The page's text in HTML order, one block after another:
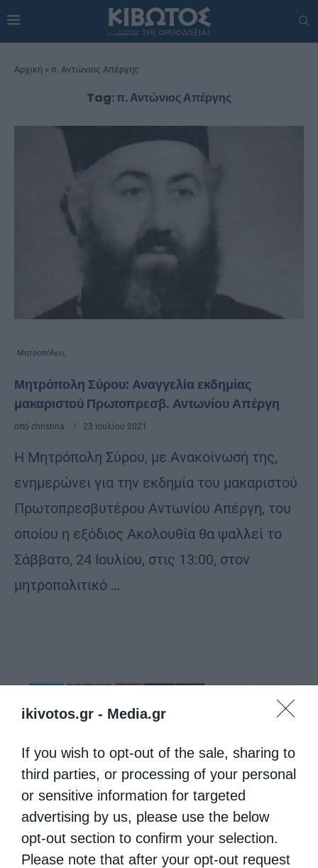
ikivotos.gr - Media.gr
If you wish to opt-out of the sale, sharing to
third parties, or processing of your personal
or sensitive information for targeted
advertising by us, please use the below
opt-out section to confirm your selection.
Please note that after your opt-out request
Αρχική » π. Αντώνιος Απέργης
Tag:π. Αντώνιος Απέργης
Μητροπόλεις
Μητρόπολη Σύρου: Αναγγελία εκδημίας
μακαριστού Πρωτοπρεσβ. Αντωνίου Απέργη
από christina 23 Ιουλίου 2021
Η Μητρόπολη Σύρου, με Ανακοίνωσή της,
ενημερώνει για την εκδημία του μακαριστού
Πρωτοπρεσβυτέρου Αντωνίου Απέργη, του
οποίου η εξόδιος Ακολουθία θα ψαλλεί το
Σάββατο, 24 Ιουλίου, στις 13:00, στον
μητροπολιτικό …